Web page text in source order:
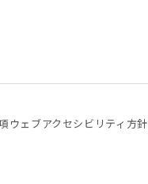
ウェブアクセシビリティ方針